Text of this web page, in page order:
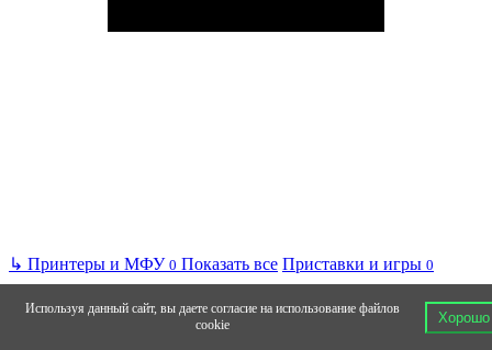
↳ Принтеры и МФУ 0 Показать все Приставки и игры 0
Используя данный сайт, вы даете согласие на использование файлов
cookie
Хорошо